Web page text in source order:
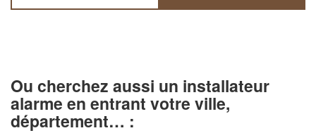
Ou cherchez aussi un installateur
alarme en entrant votre ville,
département… :